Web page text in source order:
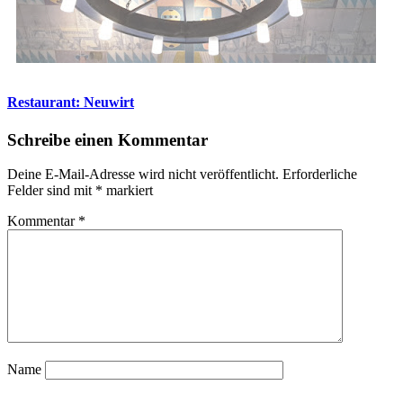
Restaurant: Neuwirt
Schreibe einen Kommentar
Deine E-Mail-Adresse wird nicht veröffentlicht. Erforderliche
Felder sind mit * markiert
Kommentar *
Name